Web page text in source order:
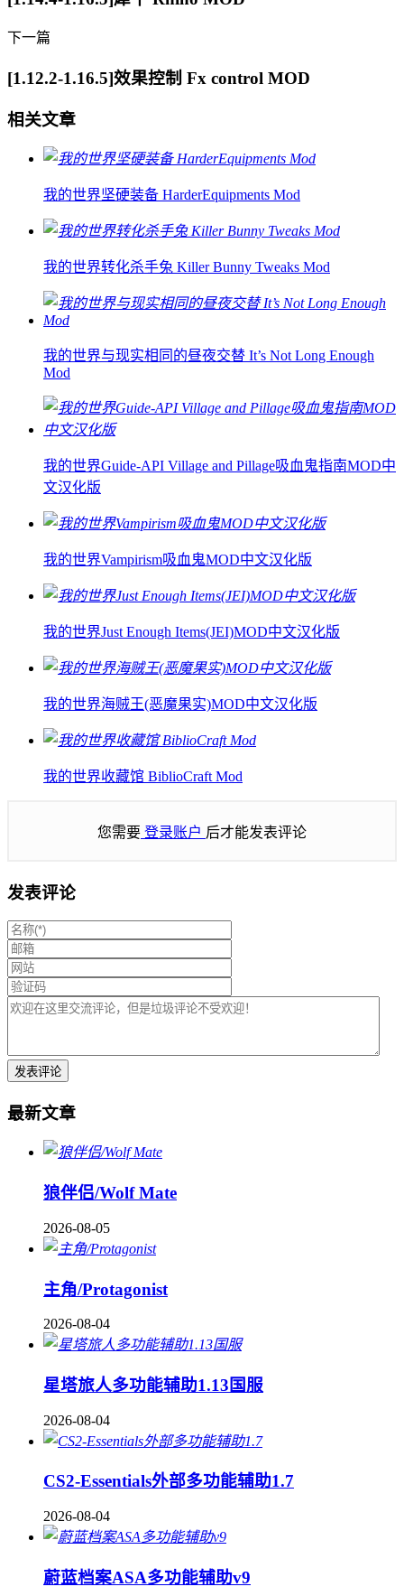
下一篇
[1.12.2-1.16.5]效果控制 Fx control MOD
相关文章
我的世界坚硬装备 HarderEquipments Mod
我的世界转化杀手兔 Killer Bunny Tweaks Mod
我的世界与现实相同的昼夜交替 It’s Not Long Enough
Mod
我的世界Guide-API Village and Pillage吸血鬼指南MOD中
文汉化版
我的世界Vampirism吸血鬼MOD中文汉化版
我的世界Just Enough Items(JEI)MOD中文汉化版
我的世界海贼王(恶魔果实)MOD中文汉化版
我的世界收藏馆 BiblioCraft Mod
您需要 登录账户 后才能发表评论
发表评论
最新文章
狼伴侣/Wolf Mate
2026-08-05
主角/Protagonist
2026-08-04
星塔旅人多功能辅助1.13国服
2026-08-04
CS2-Essentials外部多功能辅助1.7
2026-08-04
蔚蓝档案ASA多功能辅助v9